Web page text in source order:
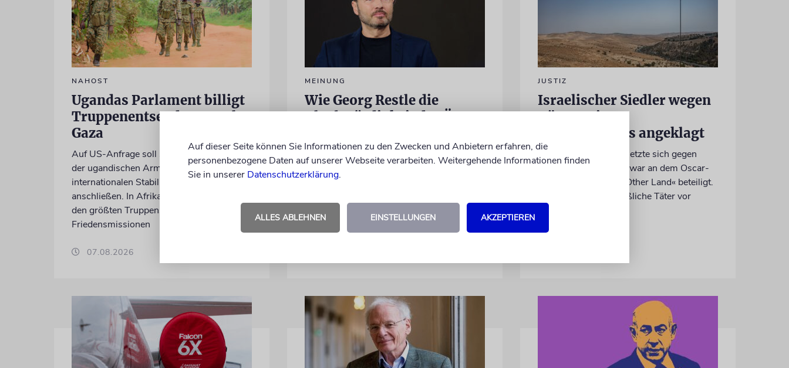
NAHOST
Ugandas Parlament billigt
Truppenentsendung nach
Gaza
Auf US-Anfrage soll sich ein Kontingent
der ugandischen Armee der geplanten
internationalen Stabilisierungstruppe
anschließen. In Afrika zählt das Land zu
den größten Truppenstellern für
Friedensmissionen
07.08.2026
MEINUNG
Wie Georg Restle die
Glaubwürdigkeit des ÖRR
Nach dem X-Post des Journalisten hat sich
Felix Schotland, Vorstand der Synagogen-
Gemeinde Köln, an WDR-
Schreiben im Wortlaut
JUSTIZ
Israelischer Siedler wegen
Tötung eines
Palästinensers angeklagt
Der getötete Aktivist setzte sich gegen
Siedlergewalt ein und war an dem Oscar-
prämierten Film »No Other Land« beteiligt.
Jetzt steht der mutmaßliche Täter vor
Auf dieser Seite können Sie Informationen zu den Zwecken und Anbietern erfahren, die
personenbezogene Daten auf unserer Webseite verarbeiten. Weitergehende Informationen finden
Sie in unserer Datenschutzerklärung.
ALLES ABLEHNEN EINSTELLUNGEN AKZEPTIEREN